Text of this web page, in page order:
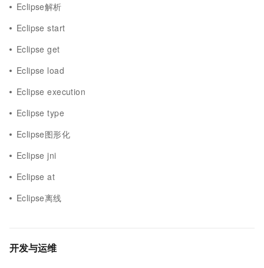
Eclipse解析
Eclipse start
Eclipse get
Eclipse load
Eclipse execution
Eclipse type
Eclipse图形化
Eclipse jni
Eclipse at
Eclipse离线
开发与运维